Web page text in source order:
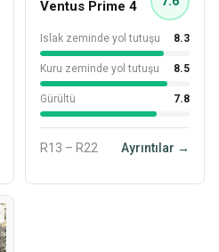
Ventus Prime 4
Islak zeminde yol tutuşu 8.3
Kuru zeminde yol tutuşu 8.5
Gürültü 7.8
R13 – R22 Ayrıntılar →